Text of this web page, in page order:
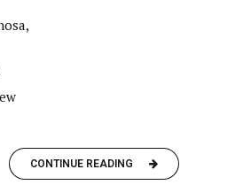
CONTINUE READING